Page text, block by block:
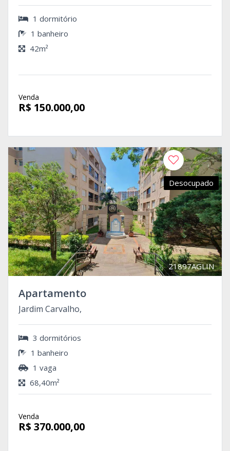
1 dormitório
1 banheiro
42m²
Venda
R$ 150.000,00
Desocupado
21897AGLIN
Apartamento
Jardim Carvalho,
3 dormitórios
1 banheiro
1 vaga
68,40m²
Venda
R$ 370.000,00